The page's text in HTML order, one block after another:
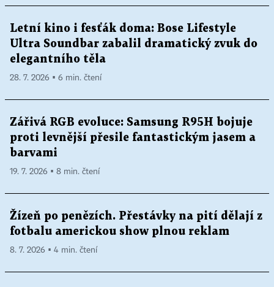
Letní kino i fesťák doma: Bose Lifestyle
Ultra Soundbar zabalil dramatický zvuk do
elegantního těla
28. 7. 2026 ▪ 6 min. čtení
Zářivá RGB evoluce: Samsung R95H bojuje
proti levnější přesile fantastickým jasem a
barvami
19. 7. 2026 ▪ 8 min. čtení
Žízeň po penězích. Přestávky na pití dělají z
fotbalu americkou show plnou reklam
8. 7. 2026 ▪ 4 min. čtení